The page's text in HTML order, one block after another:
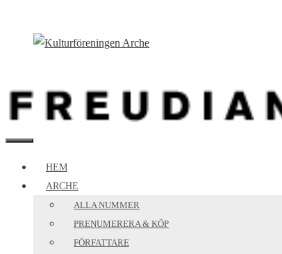
MENY
HEM
ARCHE
ALLA NUMMER
PRENUMERERA & KÖP
FÖRFATTARE